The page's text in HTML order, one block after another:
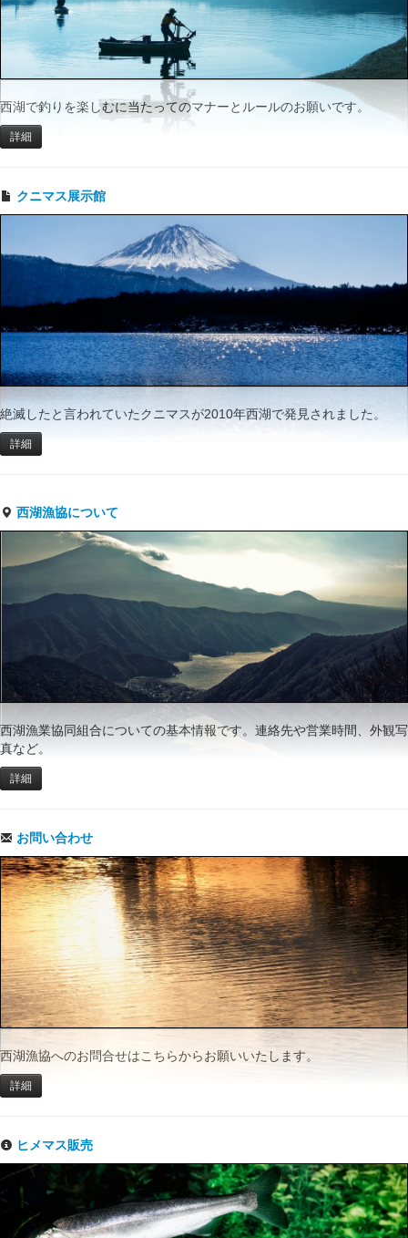
西湖で釣りを楽しむに当たってのマナーとルールのお願いです。
詳細
クニマス展示館
絶滅したと言われていたクニマスが2010年西湖で発見されました。
詳細
西湖漁協について
西湖漁業協同組合についての基本情報です。連絡先や営業時間、外観写
真など。
詳細
お問い合わせ
西湖漁協へのお問合せはこちらからお願いいたします。
詳細
ヒメマス販売